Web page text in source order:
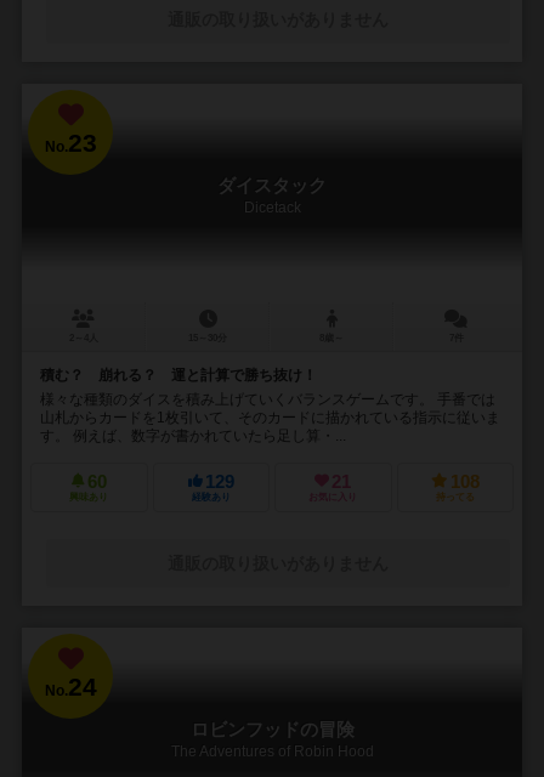
No.23
ダイスタック
Dicetack
積む？ 崩れる？ 運と計算で勝ち抜け！
様々な種類のダイスを積み上げていくバランスゲームです。 手番では
山札からカードを1枚引いて、そのカードに描かれている指示に従いま
す。 例えば、数字が書かれていたら足し算・...
60
興味あり
129
経験あり
21
お気に入り
108
持ってる
No.24
ロビンフッドの冒険
The Adventures of Robin Hood